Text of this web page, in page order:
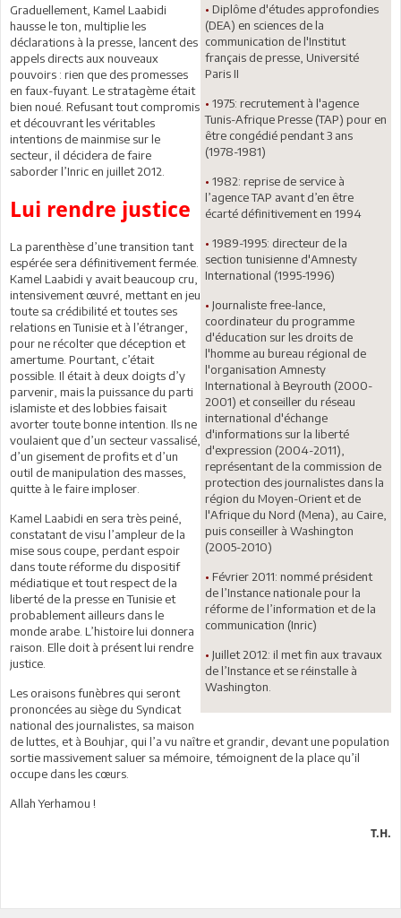
• Diplôme d'études approfondies
(DEA) en sciences de la
communication de l'Institut
français de presse, Université
Paris II
• 1975: recrutement à l'agence
Tunis-Afrique Presse (TAP) pour en
être congédié pendant 3 ans
(1978-1981)
• 1982: reprise de service à
l’agence TAP avant d’en être
écarté définitivement en 1994
• 1989-1995: directeur de la
section tunisienne d'Amnesty
International (1995-1996)
• Journaliste free-lance,
coordinateur du programme
d'éducation sur les droits de
l'homme au bureau régional de
l'organisation Amnesty
International à Beyrouth (2000-
2001) et conseiller du réseau
international d'échange
d'informations sur la liberté
d'expression (2004-2011),
représentant de la commission de
protection des journalistes dans la
région du Moyen-Orient et de
l'Afrique du Nord (Mena), au Caire,
puis conseiller à Washington
(2005-2010)
• Février 2011: nommé président
de l’Instance nationale pour la
réforme de l’information et de la
communication (Inric)
• Juillet 2012: il met fin aux travaux
de l’Instance et se réinstalle à
Washington.
Graduellement, Kamel Laabidi
hausse le ton, multiplie les
déclarations à la presse, lancent des
appels directs aux nouveaux
pouvoirs : rien que des promesses
en faux-fuyant. Le stratagème était
bien noué. Refusant tout compromis
et découvrant les véritables
intentions de mainmise sur le
secteur, il décidera de faire
saborder l’Inric en juillet 2012.
Lui rendre justice
La parenthèse d’une transition tant
espérée sera définitivement fermée.
Kamel Laabidi y avait beaucoup cru,
intensivement œuvré, mettant en jeu
toute sa crédibilité et toutes ses
relations en Tunisie et à l’étranger,
pour ne récolter que déception et
amertume. Pourtant, c’était
possible. Il était à deux doigts d’y
parvenir, mais la puissance du parti
islamiste et des lobbies faisait
avorter toute bonne intention. Ils ne
voulaient que d’un secteur vassalisé,
d’un gisement de profits et d’un
outil de manipulation des masses,
quitte à le faire imploser.
Kamel Laabidi en sera très peiné,
constatant de visu l’ampleur de la
mise sous coupe, perdant espoir
dans toute réforme du dispositif
médiatique et tout respect de la
liberté de la presse en Tunisie et
probablement ailleurs dans le
monde arabe. L’histoire lui donnera
raison. Elle doit à présent lui rendre
justice.
Les oraisons funèbres qui seront
prononcées au siège du Syndicat
national des journalistes, sa maison
de luttes, et à Bouhjar, qui l’a vu naître et grandir, devant une population
sortie massivement saluer sa mémoire, témoignent de la place qu’il
occupe dans les cœurs.
Allah Yerhamou !
T.H.